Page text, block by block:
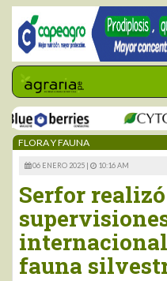
FLORA Y FAUNA
06 ENERO 2025 | 10:16 AM
Serfor
fauna